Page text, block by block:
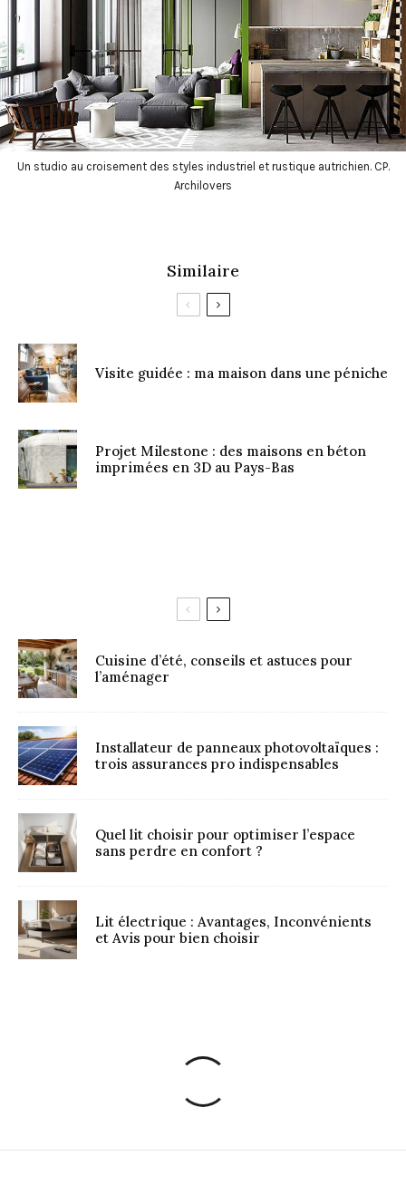
Un studio au croisement des styles industriel et rustique autrichien. CP.
Archilovers
Similaire
Visite guidée : ma maison dans une péniche
Projet Milestone : des maisons en béton
imprimées en 3D au Pays-Bas
Cuisine d’été, conseils et astuces pour
l’aménager
Installateur de panneaux photovoltaïques :
trois assurances pro indispensables
Quel lit choisir pour optimiser l’espace
sans perdre en confort ?
Lit électrique : Avantages, Inconvénients
et Avis pour bien choisir